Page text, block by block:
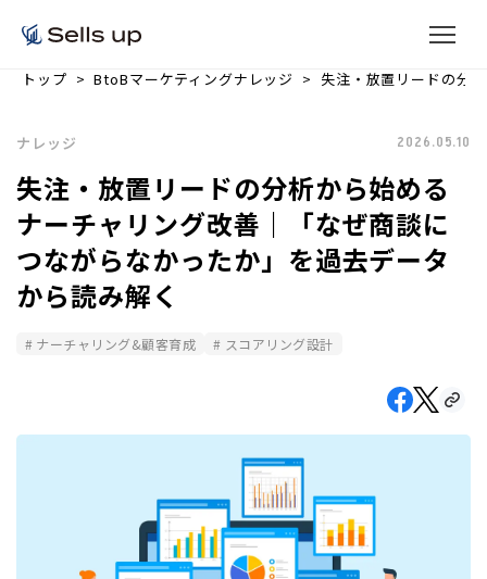
トップ BtoBマーケティングナレッジ 失注・放置リードの分
ナレッジ 2026.05.10
失注・放置リードの分析から始める
ナーチャリング改善｜「なぜ商談に
つながらなかったか」を過去データ
から読み解く
ナーチャリング&顧客育成 スコアリング設計